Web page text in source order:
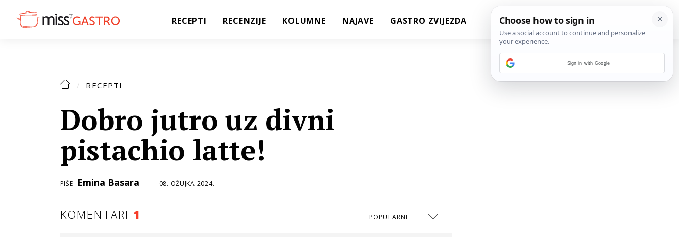
RECEPTI RECENZIJE KOLUMNE NAJAVE GASTRO ZVIJEZDA
RECEPTI
Dobro jutro uz divni
pistachio latte!
PIŠE Emina Basara 08. OŽUJKA 2024.
KOMENTARI 1 POPULARNI
Sign in with Google